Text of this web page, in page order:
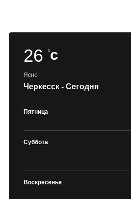
26 c
Ясно
Черкесск - Сегодня
Пятница
Суббота
Воскресенье